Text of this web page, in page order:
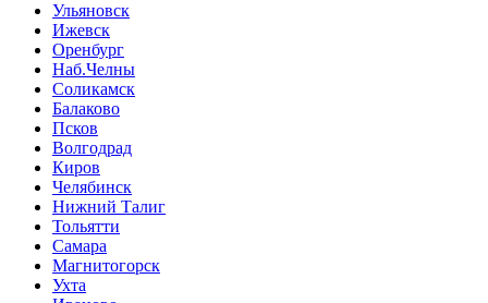
Ульяновск
Ижевск
Оренбург
Наб.Челны
Соликамск
Балаково
Псков
Волгодрад
Киров
Челябинск
Нижний Талиг
Тольятти
Самара
Магнитогорск
Ухта